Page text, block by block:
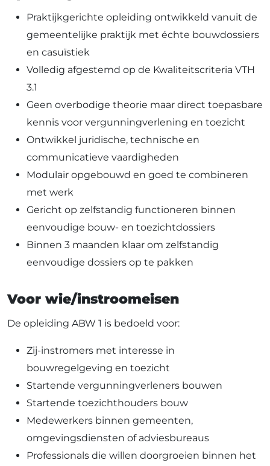
Praktijkgerichte opleiding ontwikkeld vanuit de
gemeentelijke praktijk met échte bouwdossiers
en casuïstiek
Volledig afgestemd op de Kwaliteitscriteria VTH
3.1
Geen overbodige theorie maar direct toepasbare
kennis voor vergunningverlening en toezicht
Ontwikkel juridische, technische en
communicatieve vaardigheden
Modulair opgebouwd en goed te combineren
met werk
Gericht op zelfstandig functioneren binnen
eenvoudige bouw- en toezichtdossiers
Binnen 3 maanden klaar om zelfstandig
eenvoudige dossiers op te pakken
Voor wie/instroomeisen
De opleiding ABW 1 is bedoeld voor:
Zij-instromers met interesse in
bouwregelgeving en toezicht
Startende vergunningverleners bouwen
Startende toezichthouders bouw
Medewerkers binnen gemeenten,
omgevingsdiensten of adviesbureaus
Professionals die willen doorgroeien binnen het